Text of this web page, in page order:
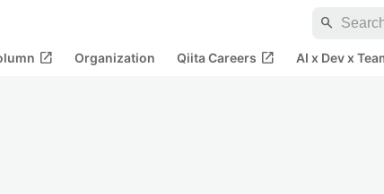
search
open_in_new Organization Qiita Careers open_in_new AI x Dev x